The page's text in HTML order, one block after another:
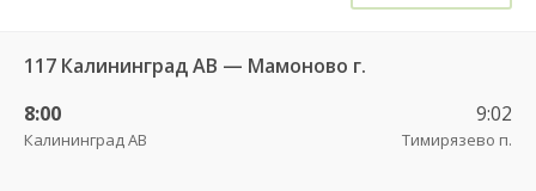
117 Калининград АВ — Мамоново г.
8:00
Калининград АВ
9:02
Тимирязево п.